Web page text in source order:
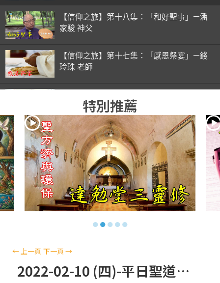
【信仰之旅】第十八集：「和好聖事」—潘
家駿 神父
【信仰之旅】第十七集：「感恩祭宴」—錢
玲珠 老師
錢玲珠 老師
【信仰之旅】第十五集：「入門聖事」—錢
玲珠 老師
【信仰之旅】第十四集：「天主十誡(下)」
—金毓瑋 神父
【信仰之旅】第十三集：「天主十誡(上)」
—金毓瑋 神父
【信仰之旅】第十二集：「聖母、聖人」—
特別推薦
●●●●●
← 上一頁 下一頁→
2022-02-10 (四)-平日聖道禮儀